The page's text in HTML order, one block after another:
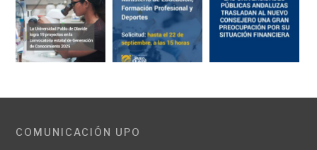
COMUNICACIÓN UPO